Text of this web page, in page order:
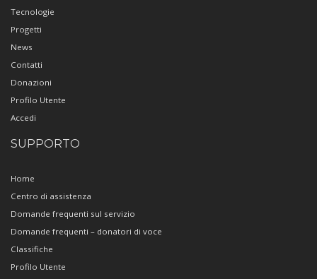
Tecnologie
Progetti
News
Contatti
Donazioni
Profilo Utente
Accedi
SUPPORTO
Home
Centro di assistenza
Domande frequenti sul servizio
Domande frequenti – donatori di voce
Classifiche
Profilo Utente